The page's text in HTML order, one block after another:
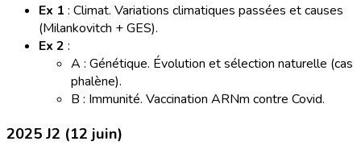
Ex 1 : Climat. Variations climatiques passées et causes
(Milankovitch + GES).
Ex 2 :
A : Génétique. Évolution et sélection naturelle (cas
phalène).
B : Immunité. Vaccination ARNm contre Covid.
2025 J2 (12 juin)